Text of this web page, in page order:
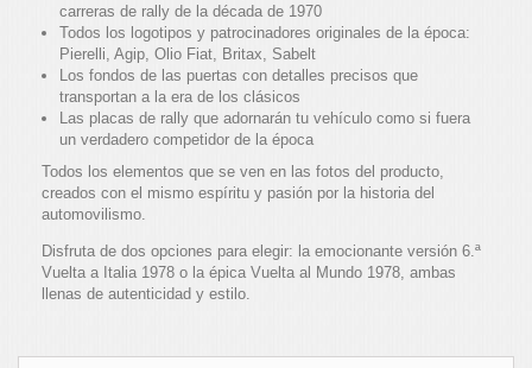
carreras de rally de la década de 1970
Todos los logotipos y patrocinadores originales de la época:
Pierelli, Agip, Olio Fiat, Britax, Sabelt
Los fondos de las puertas con detalles precisos que
transportan a la era de los clásicos
Las placas de rally que adornarán tu vehículo como si fuera
un verdadero competidor de la época
Todos los elementos que se ven en las fotos del producto,
creados con el mismo espíritu y pasión por la historia del
automovilismo.
Disfruta de dos opciones para elegir: la emocionante versión 6.ª
Vuelta a Italia 1978 o la épica Vuelta al Mundo 1978, ambas
llenas de autenticidad y estilo.